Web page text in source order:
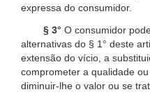
expressa do consumidor.
§ 3° O consumidor
alternativas do § 1° deste
extensão do vício, a
comprometer a qualidade
diminuir-lhe o valor ou se